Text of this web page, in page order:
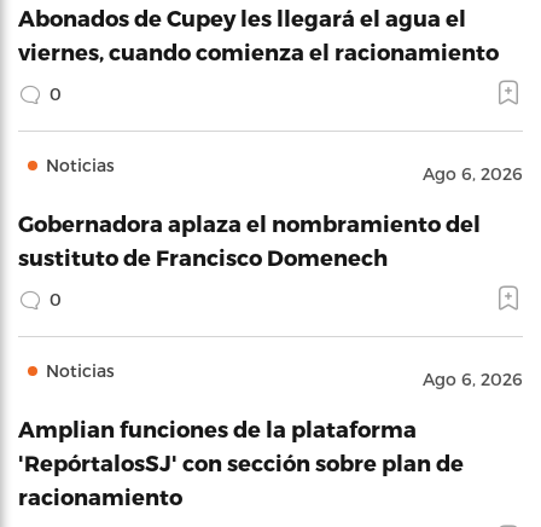
Abonados de Cupey les llegará el agua el
viernes, cuando comienza el racionamiento
0
Noticias Ago 6, 2026
Gobernadora aplaza el nombramiento del
sustituto de Francisco Domenech
0
Noticias Ago 6, 2026
Amplian funciones de la plataforma
'RepórtalosSJ' con sección sobre plan de
racionamiento